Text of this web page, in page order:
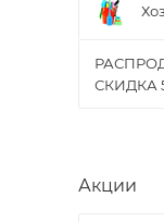
СКИДКА
Акции